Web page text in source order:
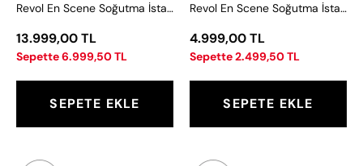
Revol En Scene Soğutma İstasyonu Ahşap Kutu 55,5x35 cm
13.999,00 TL
Sepette 6.999,50 TL
SEPETE EKLE
Revol En Scene Soğutma İstasyon Ahşap Kutusu 32,5x26,5 cm
4.999,00 TL
Sepette 2.499,50 TL
SEPETE EKLE